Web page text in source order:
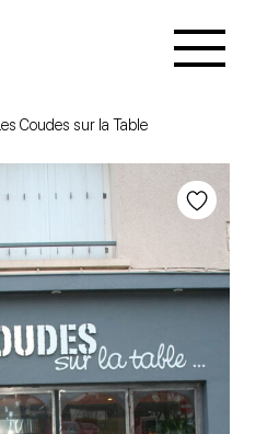
Les Coudes sur la Table